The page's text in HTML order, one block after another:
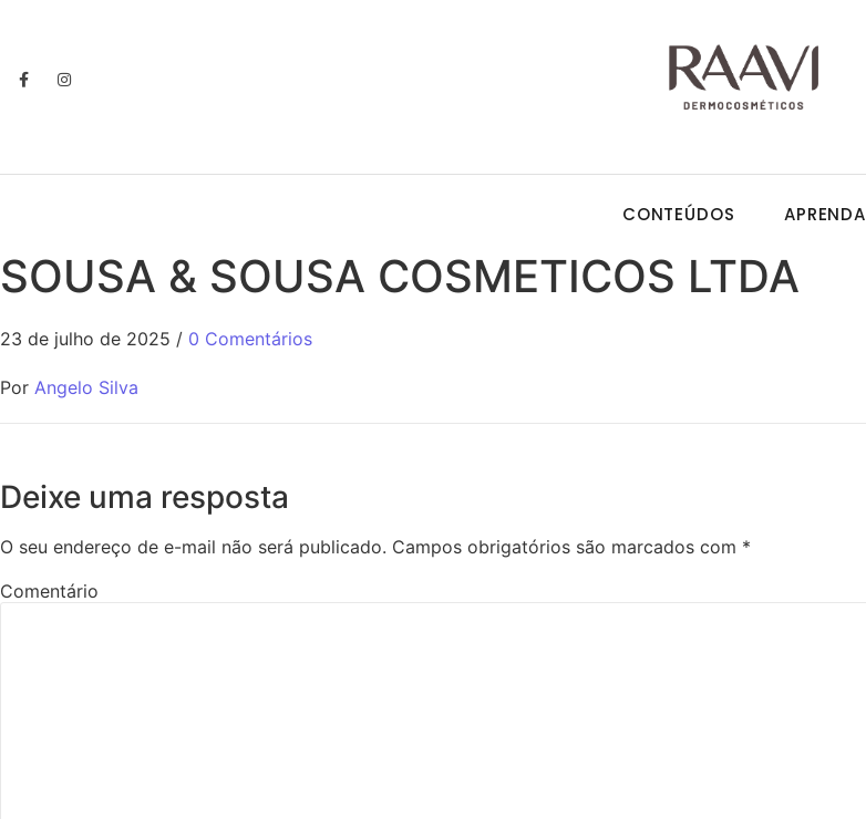
CONTEÚDOS APRENDA
SOUSA & SOUSA COSMETICOS LTDA
23 de julho de 2025 / 0 Comentários
Por Angelo Silva
Deixe uma resposta
O seu endereço de e-mail não será publicado. Campos obrigatórios são marcados com *
Comentário